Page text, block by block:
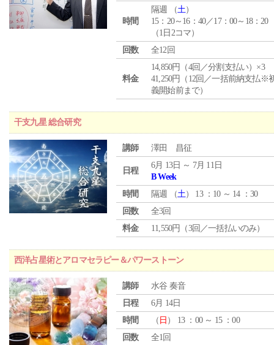
時間
隔週 （土）
15：20～16：40／17：00～18：20
（1日2コマ）
回数
全12回
料金
14,850円（4回／分割支払い）×3
41,250円（12回／一括前納支払※
義開始前まで）
干支九星 総合研究
講師 澤田 昌征
日程
6月 13日 ～ 7月 11日
B Week
時間
隔週 （土） 13 ：10 ～ 14 ：30
回数
全3回
料金
11,550円（3回／一括払いのみ）
西洋占星術とアロマセラピー＆パワーストーン
講師
水谷 奏音
日程
6月 14日
時間
（ 日 ） 13 ：00 ～ 15 ：00
回数
全1回